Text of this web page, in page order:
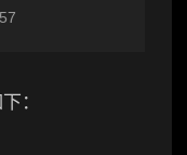
：